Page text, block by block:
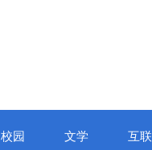
校园 文学 互